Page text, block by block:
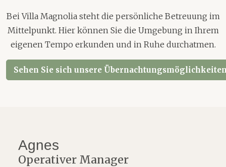
Bei Villa Magnolia steht die persönliche Betreuung im
Mittelpunkt. Hier können Sie die Umgebung in Ihrem
eigenen Tempo erkunden und in Ruhe durchatmen.
Sehen Sie sich unsere
Agnes
Operativer Manager